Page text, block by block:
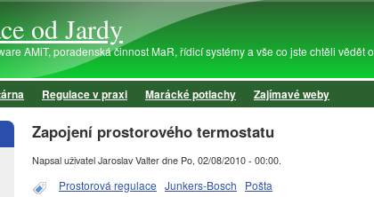
od Jardy
AMiT, poradenská činnost MaR, řídicí systémy a vše co jste chtěli vědět
Regulace v praxi Marácké potlachy Zajímavé weby
Zapojení prostorového termostatu
Napsal uživatel Jaroslav Valter dne Po, 02/08/2010 - 00:00.
Prostorová regulace Junkers-Bosch Pošta